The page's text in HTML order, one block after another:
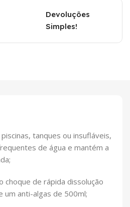
Devoluções
Simples!
tanques ou insufláveis,
de água e mantém a
choque de rápida dissolução
um anti-algas de 500ml;